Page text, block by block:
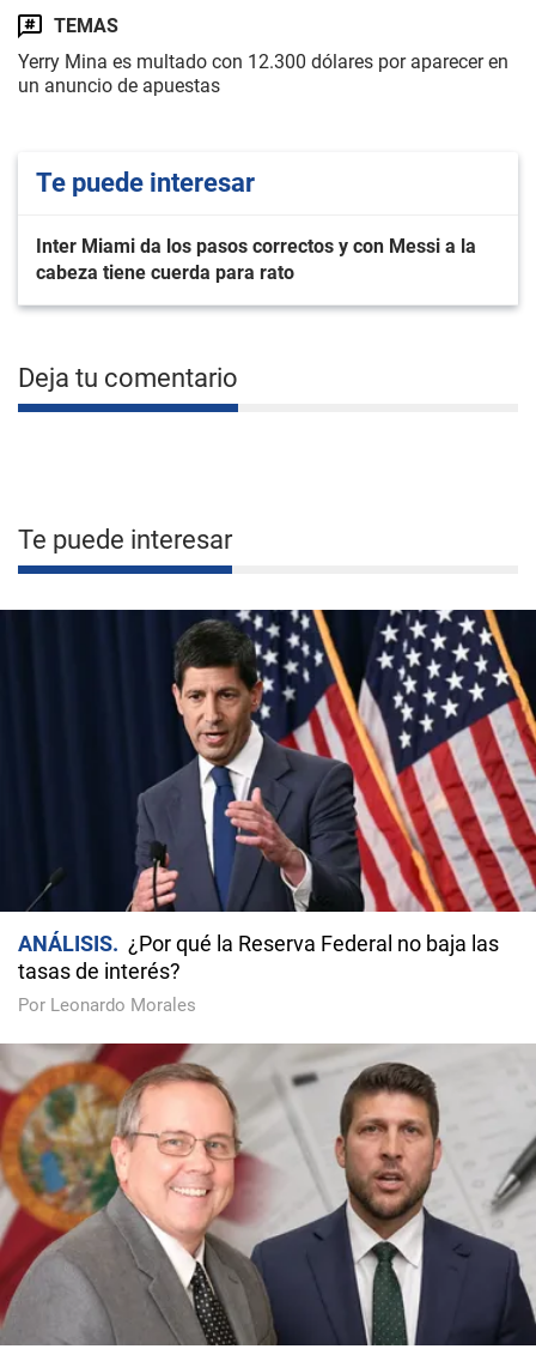
TEMAS
Yerry Mina es multado con 12.300 dólares por aparecer en
un anuncio de apuestas
Te puede interesar
Inter Miami da los pasos correctos y con Messi a la
cabeza tiene cuerda para rato
Deja tu comentario
Te puede interesar
ANÁLISIS
¿Por qué la Reserva Federal no baja las
tasas de interés?
Por Leonardo Morales